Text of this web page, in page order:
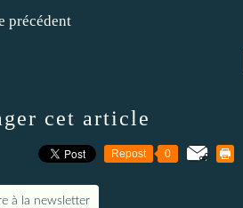
précédent
cet article
Repost 0
à la newsletter